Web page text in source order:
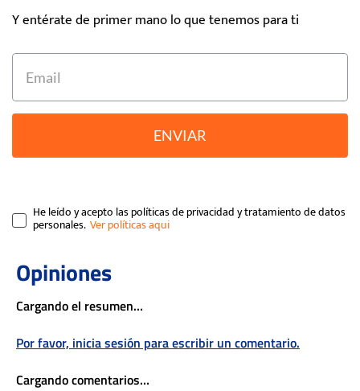
Y entérate de primer mano lo que tenemos para ti
ENVIAR
He leído y acepto las políticas de privacidad y tratamiento de datos
personales.
Cargando el resumen…
Por favor, inicia sesión para escribir un comentario.
Cargando comentarios…